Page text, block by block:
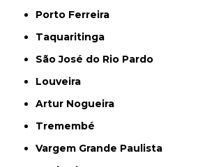
Porto Ferreira
Taquaritinga
São José do Rio Pardo
Louveira
Artur Nogueira
Tremembé
Vargem Grande Paulista